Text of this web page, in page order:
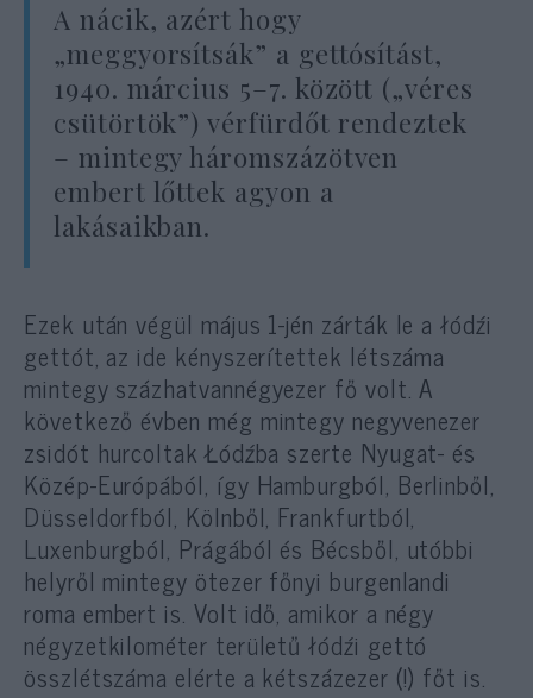
A nácik, azért hogy
„meggyorsítsák” a gettósítást,
1940. március 5–7. között („véres
csütörtök”) vérfürdőt rendeztek
– mintegy háromszázötven
embert lőttek agyon a
lakásaikban.
Ezek után végül május 1-jén zárták le a łódźi
gettót, az ide kényszerítettek létszáma
mintegy százhatvannégyezer fő volt. A
következő évben még mintegy negyvenezer
zsidót hurcoltak Łódźba szerte Nyugat- és
Közép-Európából, így Hamburgból, Berlinből,
Düsseldorfból, Kölnből, Frankfurtból,
Luxenburgból, Prágából és Bécsből, utóbbi
helyről mintegy ötezer főnyi burgenlandi
roma embert is. Volt idő, amikor a négy
négyzetkilométer területű łódźi gettó
összlétszáma elérte a kétszázezer (!) főt is.